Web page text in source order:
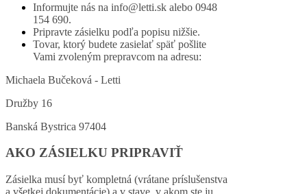
Informujte nás na info@letti.sk alebo 0948
154 690.
Pripravte zásielku podľa popisu nižšie.
Tovar, ktorý budete zasielať späť pošlite
Vami zvoleným prepravcom na adresu:
Michaela Bučeková - Letti
Družby 16
Banská Bystrica 97404
AKO ZÁSIELKU PRIPRAVIŤ
Zásielka musí byť kompletná (vrátane príslušenstva